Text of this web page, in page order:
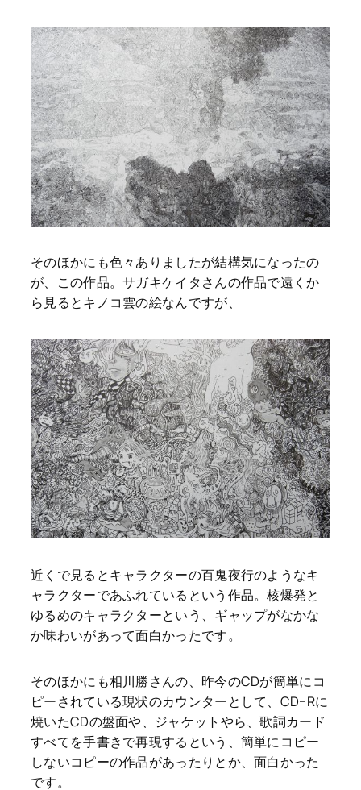
そのほかにも色々ありましたが結構気になったの
が、この作品。サガキケイタさんの作品で遠くか
ら見るとキノコ雲の絵なんですが、
近くで見るとキャラクターの百鬼夜行のようなキ
ャラクターであふれているという作品。核爆発と
ゆるめのキャラクターという、ギャップがなかな
か味わいがあって面白かったです。
そのほかにも相川勝さんの、昨今のCDが簡単にコ
ピーされている現状のカウンターとして、CD−Rに
焼いたCDの盤面や、ジャケットやら、歌詞カード
すべてを手書きで再現するという、簡単にコピー
しないコピーの作品があったりとか、面白かった
です。